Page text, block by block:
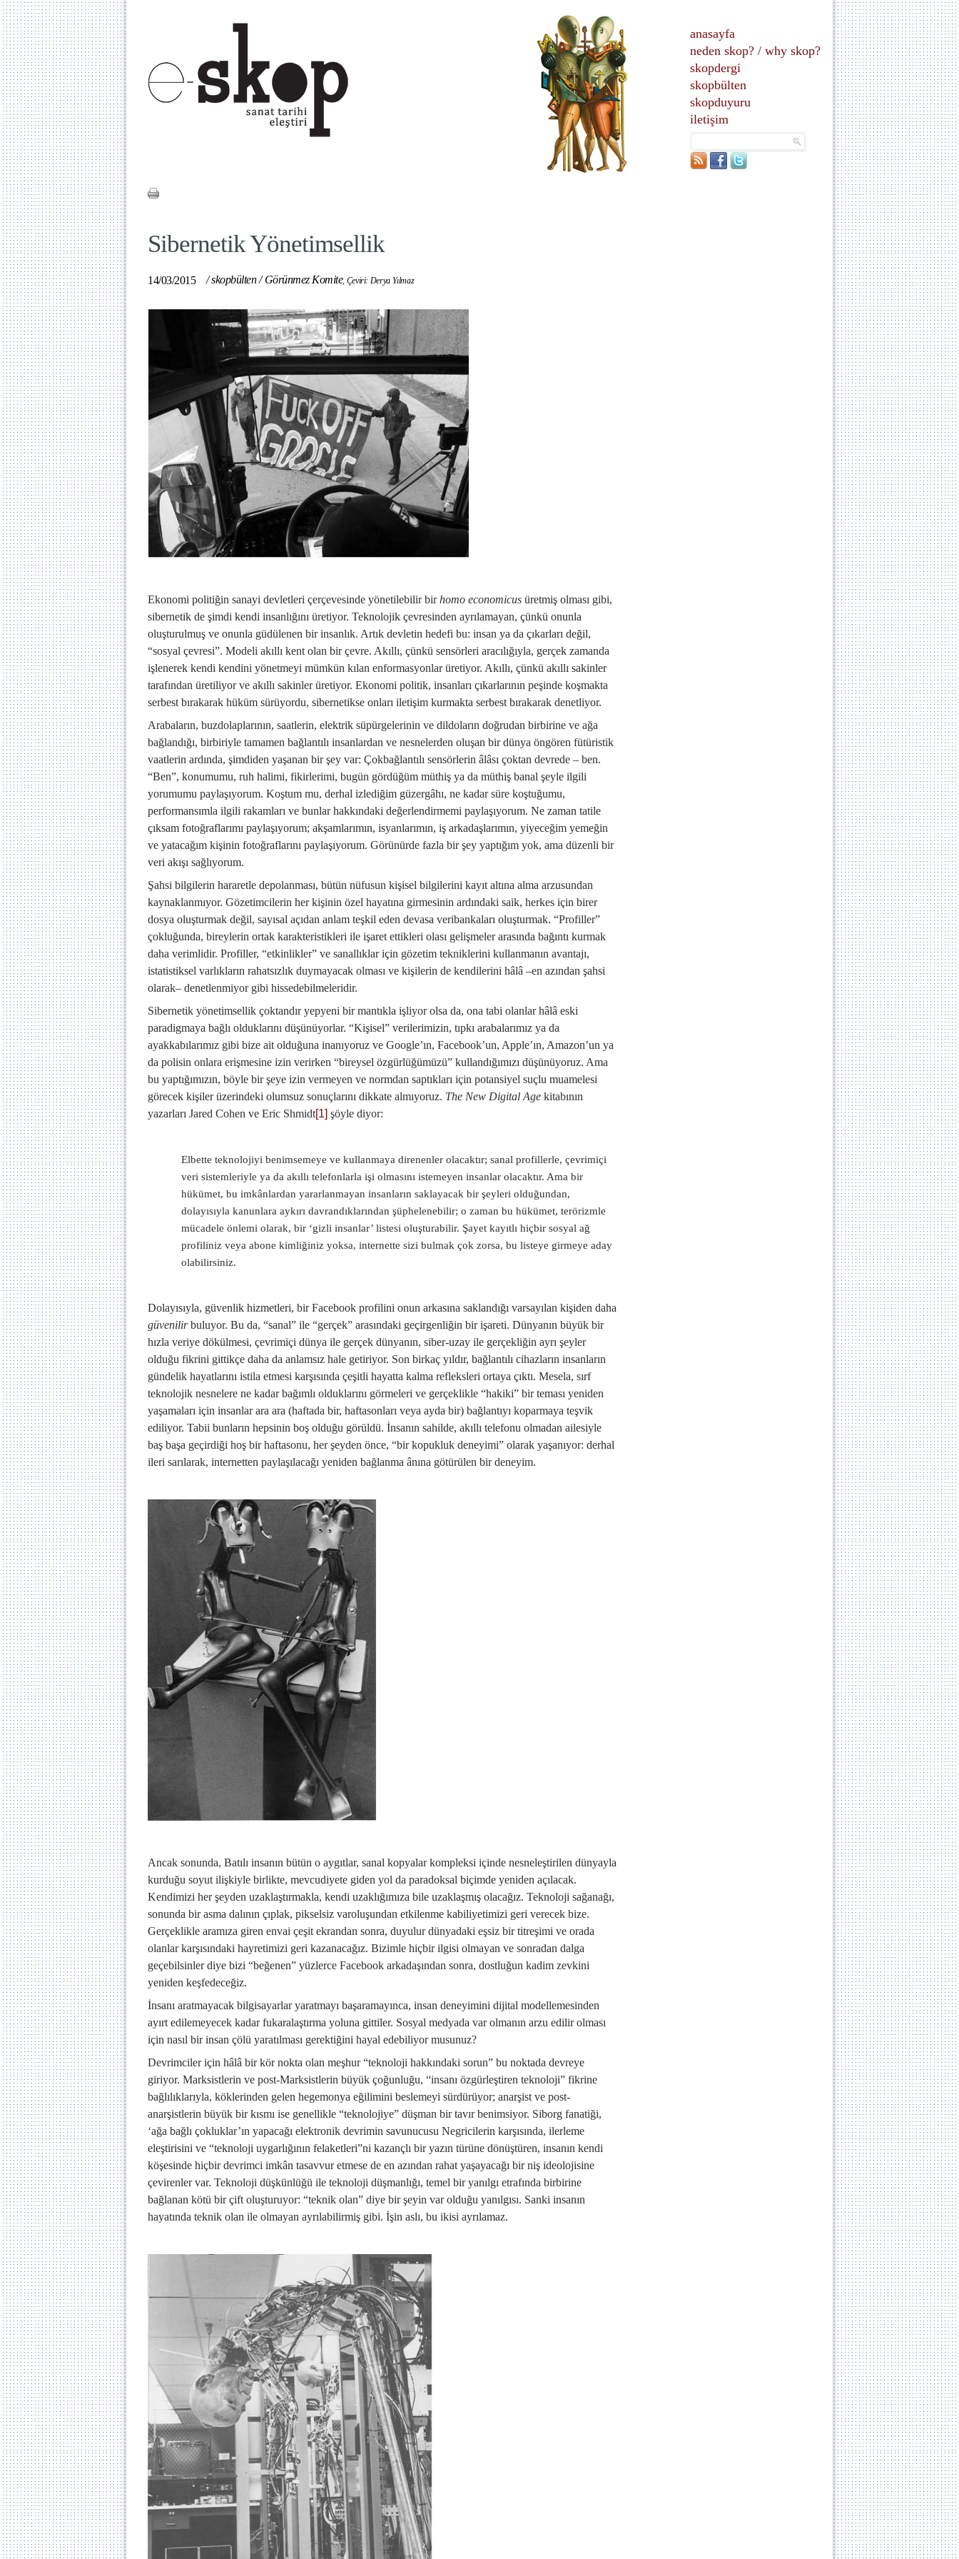
anasayfa
neden skop? / why skop?
skopdergi
skopbülten
skopduyuru
iletişim
Sibernetik Yönetimsellik
14/03/2015 /skopbülten /Görünmez Komite, Çeviri: Derya Yılmaz
Ekonomi politiğin sanayi devletleri çerçevesinde yönetilebilir birhomo economicus üretmiş olması gibi,
sibernetik de şimdi kendi insanlığını üretiyor. Teknolojik çevresinden ayrılamayan, çünkü onunla
oluşturulmuş ve onunla güdülenen bir insanlık. Artık devletin hedefi bu: insan ya da çıkarları değil,
“sosyal çevresi”. Modeli akıllı kent olan bir çevre. Akıllı, çünkü sensörleri aracılığıyla, gerçek zamanda
işlenerek kendi kendini yönetmeyi mümkün kılan enformasyonlar üretiyor. Akıllı, çünkü akıllı sakinler
tarafından üretiliyor ve akıllı sakinler üretiyor. Ekonomi politik, insanları çıkarlarının peşinde koşmakta
serbest bırakarak hüküm sürüyordu, sibernetikse onları iletişim kurmakta serbest bırakarak denetliyor.
Arabaların, buzdolaplarının, saatlerin, elektrik süpürgelerinin ve dildoların doğrudan birbirine ve ağa
bağlandığı, birbiriyle tamamen bağlantılı insanlardan ve nesnelerden oluşan bir dünya öngören fütüristik
vaatlerin ardında, şimdiden yaşanan bir şey var: Çokbağlantılı sensörlerin âlâsı çoktan devrede – ben.
“Ben”, konumumu, ruh halimi, fikirlerimi, bugün gördüğüm müthiş ya da müthiş banal şeyle ilgili
yorumumu paylaşıyorum. Koştum mu, derhal izlediğim güzergâhı, ne kadar süre koştuğumu,
performansımla ilgili rakamları ve bunlar hakkındaki değerlendirmemi paylaşıyorum. Ne zaman tatile
çıksam fotoğraflarımı paylaşıyorum; akşamlarımın, isyanlarımın, iş arkadaşlarımın, yiyeceğim yemeğin
ve yatacağım kişinin fotoğraflarını paylaşıyorum. Görünürde fazla bir şey yaptığım yok, ama düzenli bir
veri akışı sağlıyorum.
Şahsi bilgilerin hararetle depolanması, bütün nüfusun kişisel bilgilerini kayıt altına alma arzusundan
kaynaklanmıyor. Gözetimcilerin her kişinin özel hayatına girmesinin ardındaki saik, herkes için birer
dosya oluşturmak değil, sayısal açıdan anlam teşkil eden devasa veribankaları oluşturmak. “Profiller”
çokluğunda, bireylerin ortak karakteristikleri ile işaret ettikleri olası gelişmeler arasında bağıntı kurmak
daha verimlidir. Profiller, “etkinlikler” ve sanallıklar için gözetim tekniklerini kullanmanın avantajı,
istatistiksel varlıkların rahatsızlık duymayacak olması ve kişilerin de kendilerini hâlâ –en azından şahsi
olarak– denetlenmiyor gibi hissedebilmeleridir.
Sibernetik yönetimsellik çoktandır yepyeni bir mantıkla işliyor olsa da, ona tabi olanlar hâlâ eski
paradigmaya bağlı olduklarını düşünüyorlar. “Kişisel” verilerimizin, tıpkı arabalarımız ya da
ayakkabılarımız gibi bize ait olduğuna inanıyoruz ve Google’ın, Facebook’un, Apple’ın, Amazon’un ya
da polisin onlara erişmesine izin verirken “bireysel özgürlüğümüzü” kullandığımızı düşünüyoruz. Ama
bu yaptığımızın, böyle bir şeye izin vermeyen ve normdan saptıkları için potansiyel suçlu muamelesi
görecek kişiler üzerindeki olumsuz sonuçlarını dikkate almıyoruz. The New Digital Age kitabının
yazarları Jared Cohen ve Eric Shmidt[1] şöyle diyor:
Elbette teknolojiyi benimsemeye ve kullanmaya direnenler olacaktır; sanal profillerle, çevrimiçi
veri sistemleriyle ya da akıllı telefonlarla işi olmasını istemeyen insanlar olacaktır. Ama bir
hükümet, bu imkânlardan yararlanmayan insanların saklayacak bir şeyleri olduğundan,
dolayısıyla kanunlara aykırı davrandıklarından şüphelenebilir; o zaman bu hükümet, terörizmle
mücadele önlemi olarak, bir ‘gizli insanlar’ listesi oluşturabilir. Şayet kayıtlı hiçbir sosyal ağ
profiliniz veya abone kimliğiniz yoksa, internette sizi bulmak çok zorsa, bu listeye girmeye aday
olabilirsiniz.
Dolayısıyla, güvenlik hizmetleri, bir Facebook profilini onun arkasına saklandığı varsayılan kişiden daha
güvenilirbuluyor. Bu da, “sanal” ile “gerçek” arasındaki geçirgenliğin bir işareti. Dünyanın büyük bir
hızla veriye dökülmesi, çevrimiçi dünya ile gerçek dünyanın, siber-uzay ile gerçekliğin ayrı şeyler
olduğu fikrini gittikçe daha da anlamsız hale getiriyor. Son birkaç yıldır, bağlantılı cihazların insanların
gündelik hayatlarını istila etmesi karşısında çeşitli hayatta kalma refleksleri ortaya çıktı. Mesela, sırf
teknolojik nesnelere ne kadar bağımlı olduklarını görmeleri ve gerçeklikle “hakiki” bir teması yeniden
yaşamaları için insanlar ara ara (haftada bir, haftasonları veya ayda bir) bağlantıyı koparmaya teşvik
ediliyor. Tabii bunların hepsinin boş olduğu görüldü. İnsanın sahilde, akıllı telefonu olmadan ailesiyle
baş başa geçirdiği hoş bir haftasonu, her şeyden önce, “bir kopukluk deneyimi” olarak yaşanıyor: derhal
ileri sarılarak, internetten paylaşılacağı yeniden bağlanma ânına götürülen bir deneyim.
Ancak sonunda, Batılı insanın bütün o aygıtlar, sanal kopyalar kompleksi içinde nesneleştirilen dünyayla
kurduğu soyut ilişkiyle birlikte, mevcudiyete giden yol da paradoksal biçimde yeniden açılacak.
Kendimizi her şeyden uzaklaştırmakla, kendi uzaklığımıza bile uzaklaşmış olacağız. Teknoloji sağanağı,
sonunda bir asma dalının çıplak, pikselsiz varoluşundan etkilenme kabiliyetimizi geri verecek bize.
Gerçeklikle aramıza giren envai çeşit ekrandan sonra, duyulur dünyadaki eşsiz bir titreşimi ve orada
olanlar karşısındaki hayretimizi geri kazanacağız. Bizimle hiçbir ilgisi olmayan ve sonradan dalga
geçebilsinler diye bizi “beğenen” yüzlerce Facebook arkadaşından sonra, dostluğun kadim zevkini
yeniden keşfedeceğiz.
İnsanı aratmayacak bilgisayarlar yaratmayı başaramayınca, insan deneyimini dijital modellemesinden
ayırt edilemeyecek kadar fukaralaştırma yoluna gittiler. Sosyal medyada var olmanın arzu edilir olması
için nasıl bir insan çölü yaratılması gerektiğini hayal edebiliyor musunuz?
Devrimciler için hâlâ bir kör nokta olan meşhur “teknoloji hakkındaki sorun” bu noktada devreye
giriyor. Marksistlerin ve post-Marksistlerin büyük çoğunluğu, “insanı özgürleştiren teknoloji” fikrine
bağlılıklarıyla, köklerinden gelen hegemonya eğilimini beslemeyi sürdürüyor; anarşist ve post-
anarşistlerin büyük bir kısmı ise genellikle “teknolojiye” düşman bir tavır benimsiyor. Siborg fanatiği,
‘ağa bağlı çokluklar’ın yapacağı elektronik devrimin savunucusu Negricilerin karşısında, ilerleme
eleştirisini ve “teknoloji uygarlığının felaketleri”ni kazançlı bir yazın türüne dönüştüren, insanın kendi
köşesinde hiçbir devrimci imkân tasavvur etmese de en azından rahat yaşayacağı bir niş ideolojisine
çevirenler var. Teknoloji düşkünlüğü ile teknoloji düşmanlığı, temel bir yanılgı etrafında birbirine
bağlanan kötü bir çift oluşturuyor: “teknik olan” diye bir şeyin var olduğu yanılgısı. Sanki insanın
hayatında teknik olan ile olmayan ayrılabilirmiş gibi. İşin aslı, bu ikisi ayrılamaz.